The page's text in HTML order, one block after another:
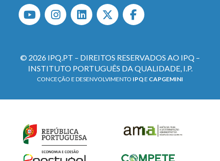
© 2026 IPQ.PT – DIREITOS RESERVADOS AO IPQ –
INSTITUTO PORTUGUÊS DA QUALIDADE, I.P.
CONCEÇÃO E DESENVOLVIMENTO IPQE CAPGEMINI